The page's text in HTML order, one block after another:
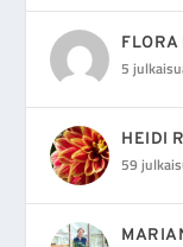
FLORA
5
HEIDI
59